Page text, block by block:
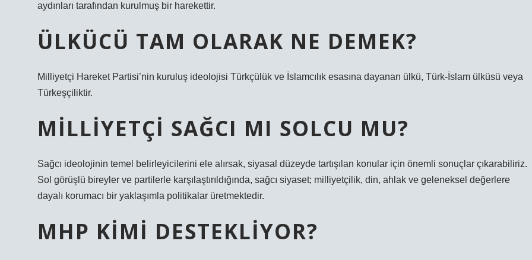
aydınları tarafından kurulmuş bir harekettir.
ÜLKÜCÜ TAM OLARAK NE DEMEK?
Milliyetçi Hareket Partisi’nin kuruluş ideolojisi Türkçülük ve İslamcılık esasına dayanan ülkü, Türk-İslam ülküsü veya
Türkeşçiliktir.
MILLIYETÇI SAĞCI MI SOLCU MU?
Sağcı ideolojinin temel belirleyicilerini ele alırsak, siyasal düzeyde tartışılan konular için önemli sonuçlar çıkarabiliriz.
Sol görüşlü bireyler ve partilerle karşılaştırıldığında, sağcı siyaset; milliyetçilik, din, ahlak ve geleneksel değerlere
dayalı korumacı bir yaklaşımla politikalar üretmektedir.
MHP KIMI DESTEKLIYOR?